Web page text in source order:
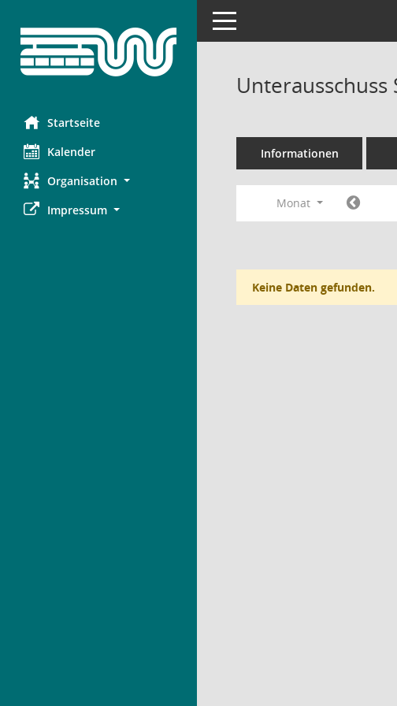
Startseite
Kalender
Organisation
Impressum
Toggle navigation
Informationen
Monat
Keine Daten gefunden.